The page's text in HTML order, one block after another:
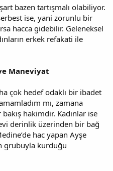
bazen tartışmalı olabiliyor.
ise, yani zorunlu bir
hacca gidebilir. Geleneksel
erkek refakati ile
Maneviyat
çok hedef odaklı bir ibadet
mı, zamana
hakimdir. Kadınlar ise
derinlik üzerinden bir bağ
hac yapan Ayşe
grubuyla kurduğu